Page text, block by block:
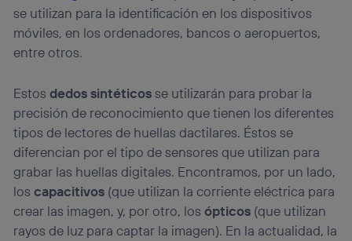
se utilizan para la identificación en los dispositivos
móviles, en los ordenadores, bancos o aeropuertos,
entre otros.
Estosdedos sintéticosse utilizarán para probar la
precisión de reconocimiento que tienen los diferentes
tipos de lectores de huellas dactilares. Éstos se
diferencian por el tipo de sensores que utilizan para
grabar las huellas digitales. Encontramos, por un lado,
loscapacitivos (que utilizan la corriente eléctrica para
crear las imagen, y, por otro, losópticos (que utilizan
rayos de luz para captar la imagen). En la actualidad, la